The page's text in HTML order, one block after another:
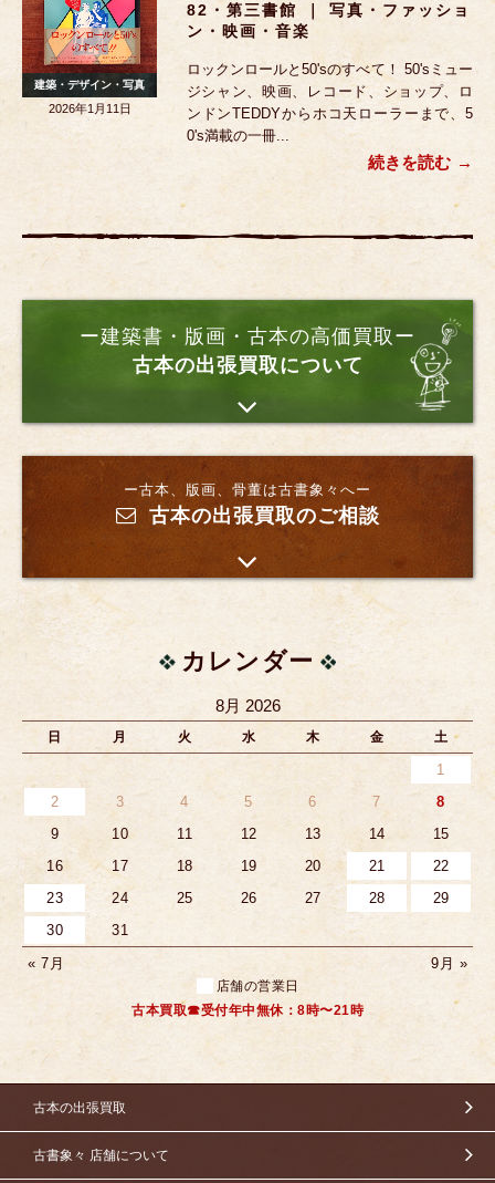
82・第三書館 ｜ 写真・ファッショ
ン・映画・音楽
ロックンロールと50'sのすべて！ 50'sミュー
ジシャン、映画、レコード、ショップ、ロ
ンドンTEDDYからホコ天ローラーまで、5
0's満載の一冊...
続きを読む
建築・デザイン・写真
2026年1月11日
ー建築書・版画・古本の高価買取ー
古本の出張買取について
ー古本、版画、骨董は古書象々へー
古本の出張買取のご相談
カレンダー
8月 2026
日 月 火 水 木 金 土
1
2
3 4 5 6 7
8
9
10 11 12 13 14
15
16
17 18 19 20 21
22
23
24 25 26 27 28
29
30
31
« 7月
9月 »
店舗の営業日
古本買取☎受付年中無休：8時〜21時
古本の出張買取
古書象々 店舗について